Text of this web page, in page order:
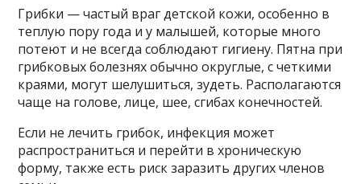
Грибки — частый враг детской кожи, особенно в
теплую пору года и у малышей, которые много
потеют и не всегда соблюдают гигиену. Пятна при
грибковых болезнях обычно округлые, с четкими
краями, могут шелушиться, зудеть. Располагаются
чаще на голове, лице, шее, сгибах конечностей.
Если не лечить грибок, инфекция может
распространиться и перейти в хроническую
форму, также есть риск заразить других членов